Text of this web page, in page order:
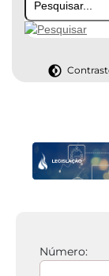
Número: